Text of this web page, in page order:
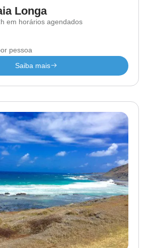
Longa
em horários agendados
pessoa
Saiba mais